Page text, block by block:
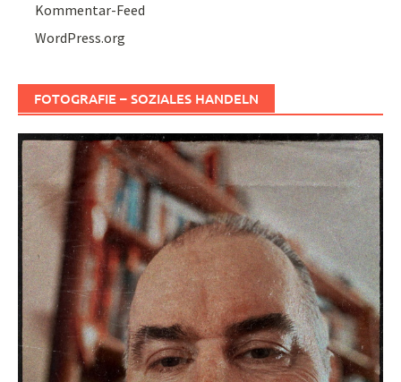
Kommentar-Feed
WordPress.org
FOTOGRAFIE – SOZIALES HANDELN